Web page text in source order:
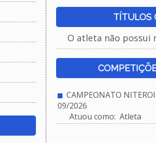
TÍTULOS
O atleta não possui
CAMPEONATO
09/2026
Atuou como: Atleta